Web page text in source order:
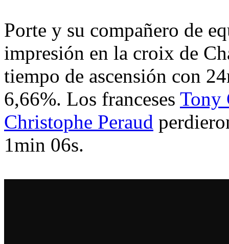
Porte y su compañero de
impresión en la croix de
tiempo de ascensión con
6,66%. Los franceses Tony
Christophe Peraud
1min 06s.